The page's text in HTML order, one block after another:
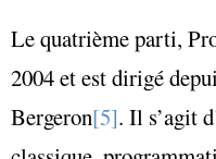
Le quatrième parti,
2004 et est dirigé
Bergeron[5]. Il s’agit